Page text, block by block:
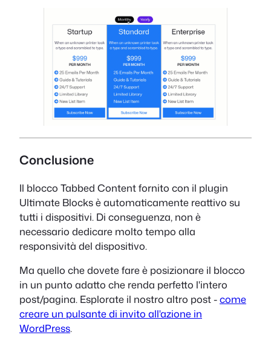
Conclusione
Il blocco Tabbed Content fornito con il plugin
Ultimate Blocks è automaticamente reattivo su
tutti i dispositivi. Di conseguenza, non è
necessario dedicare molto tempo alla
responsività del dispositivo.
Ma quello che dovete fare è posizionare il blocco
in un punto adatto che renda perfetto l'intero
post/pagina. Esplorate il nostro altro post -come
creare un pulsante di invito all'azione in
WordPress.